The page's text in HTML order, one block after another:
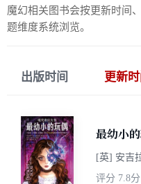
魔幻相关图书会按更新时间
题维度系统浏览。
出版时间 更新时
最幼小
[英] 安吉
评分 7.8分